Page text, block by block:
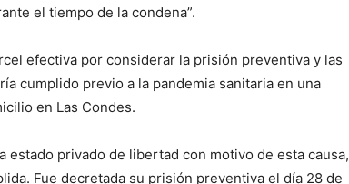
el tiempo de la condena”.
efectiva por considerar la prisión preventiva y las
cumplido previo a la pandemia sanitaria en una
en Las Condes.
estado privado de libertad con motivo de esta causa,
Fue decretada su prisión preventiva el día 28 de